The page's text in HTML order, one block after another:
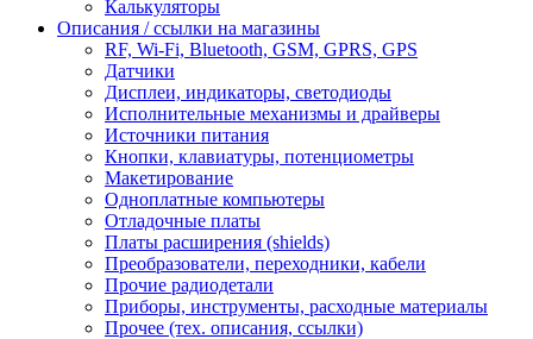
Калькуляторы
Описания / ссылки на магазины
RF, Wi-Fi, Bluetooth, GSM, GPRS, GPS
Датчики
Дисплеи, индикаторы, светодиоды
Исполнительные механизмы и драйверы
Источники питания
Кнопки, клавиатуры, потенциометры
Макетирование
Одноплатные компьютеры
Отладочные платы
Платы расширения (shields)
Преобразователи, переходники, кабели
Прочие радиодетали
Приборы, инструменты, расходные материалы
Прочее (тех. описания, ссылки)